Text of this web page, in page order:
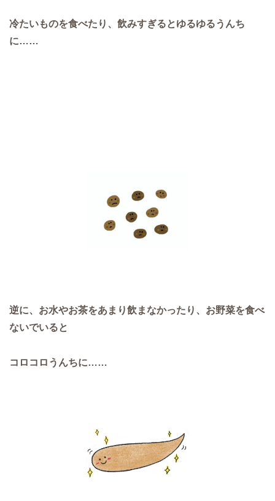
冷たいものを食べたり、飲みすぎるとゆるゆるうんち
に……
逆に、お水やお茶をあまり飲まなかったり、お野菜を食べ
ないでいると
コロコロうんちに……